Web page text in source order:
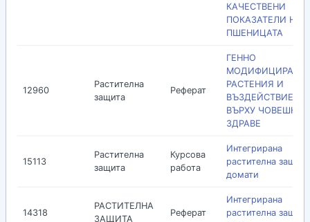
КАЧЕСТВЕНИ
ПОКАЗАТЕЛИ НА
ПШЕНИЦАТА
12960
Растителна
защита
Реферат
ГЕННО
МОДИФИЦИРАНИ
РАСТЕНИЯ И
ВЪЗДЕЙСТВИЕТО
ВЪРХУ
ЗДРАВЕ
15113
Растителна
защита
Курсова
работа
Интегрирана
растителна
домати
14318
РАСТИТЕЛНА
ЗАЩИТА
Реферат
Интегрирана
растителна